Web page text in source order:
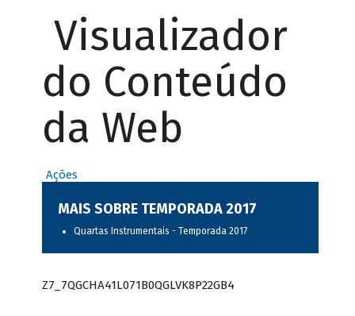
Visualizador
do Conteúdo
da Web
Ações
MAIS SOBRE TEMPORADA 2017
Quartas Instrumentais - Temporada 2017
Z7_7QGCHA41L071B0QGLVK8P22GB4